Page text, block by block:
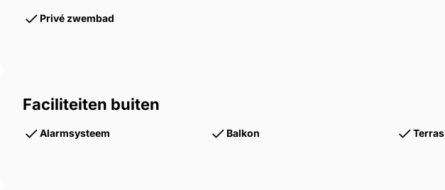
Privé zwembad
Faciliteiten buiten
Alarmsysteem Balkon Terras